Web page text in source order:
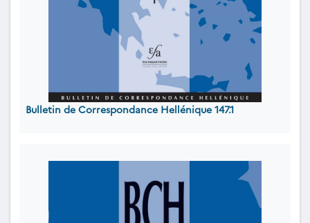
Bulletin de Correspondance Hellénique 147.1